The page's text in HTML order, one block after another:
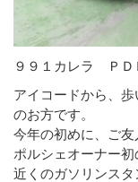
９９１カレラ ＰＤ
アイコードから、
のお方です。
今年の初めに、ご
ポルシェオーナー
近くのガソリンス